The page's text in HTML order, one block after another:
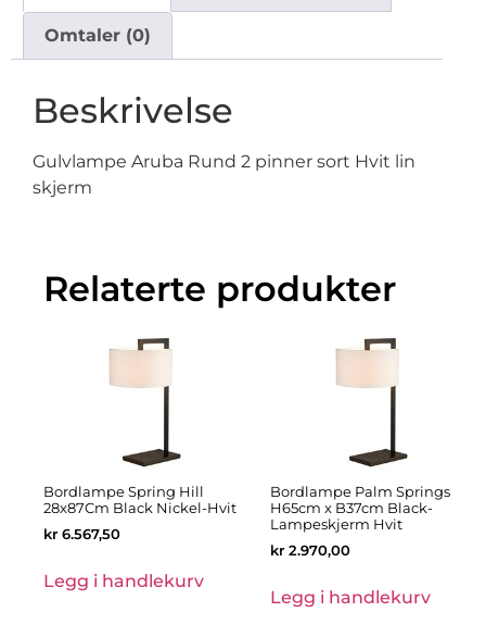
Omtaler (0)
Beskrivelse
Gulvlampe Aruba Rund 2 pinner sort Hvit lin
skjerm
Relaterte produkter
Bordlampe Spring Hill
28x87Cm Black Nickel-Hvit
kr 6.567,50
Legg i handlekurv
Bordlampe Palm Springs
H65cm x B37cm Black-
Lampeskjerm Hvit
kr 2.970,00
Legg i handlekurv